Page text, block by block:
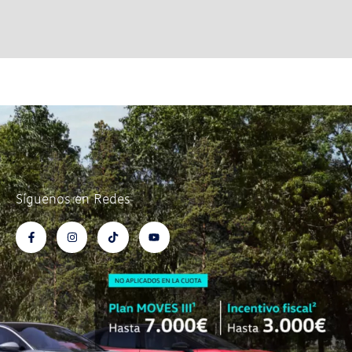
Síguenos en Redes